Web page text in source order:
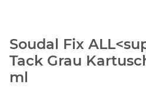
Soudal Fix
Tack Grau
ml